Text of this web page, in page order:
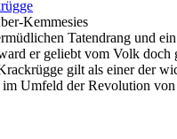
Kemmesies
Tatendrang und
er geliebt vom Volk doch
gilt als einer der
Umfeld der Revolution